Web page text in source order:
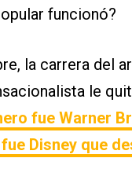
funcionó?
la carrera del
le
fue Warner
Disney que